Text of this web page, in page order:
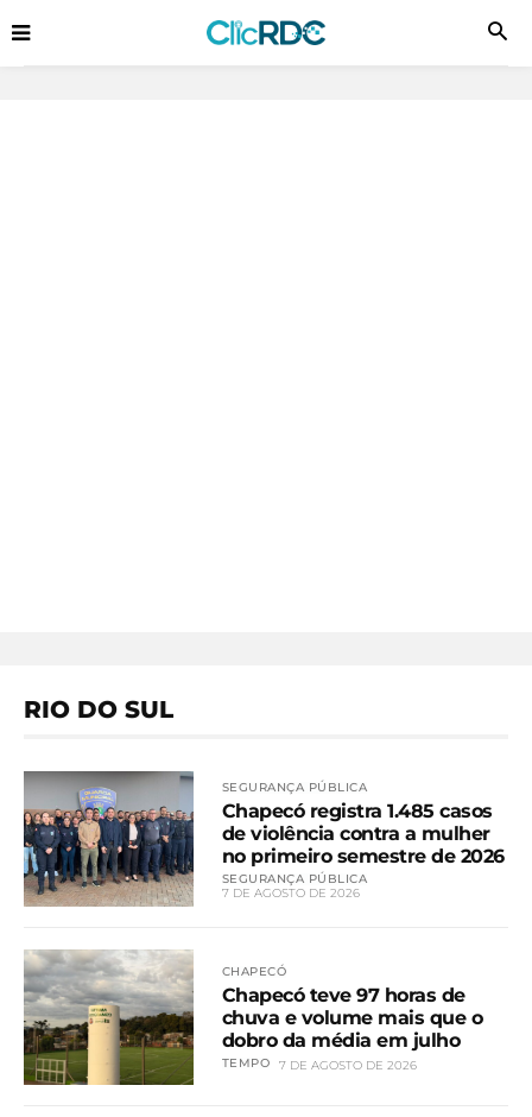
RIO DO SUL
SEGURANÇA PÚBLICA
Chapecó registra 1.485 casos
de violência contra a mulher
no primeiro semestre de 2026
SEGURANÇA PÚBLICA
7 DE AGOSTO DE 2026
CHAPECÓ
Chapecó teve 97 horas de
chuva e volume mais que o
dobro da média em julho
TEMPO 7 DE AGOSTO DE 2026